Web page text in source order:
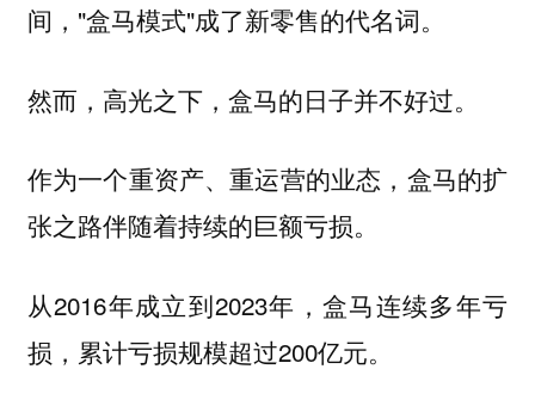
间，"盒马模式"成了新零售的代名词。
然而，高光之下，盒马的日子并不好过。
作为一个重资产、重运营的业态，盒马的扩
张之路伴随着持续的巨额亏损。
从2016年成立到2023年，盒马连续多年亏
损，累计亏损规模超过200亿元。